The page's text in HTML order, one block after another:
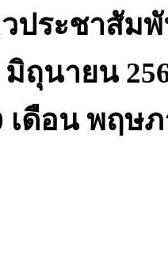
ประชาสัม
มิถุนายน
ดือน พฤษภ